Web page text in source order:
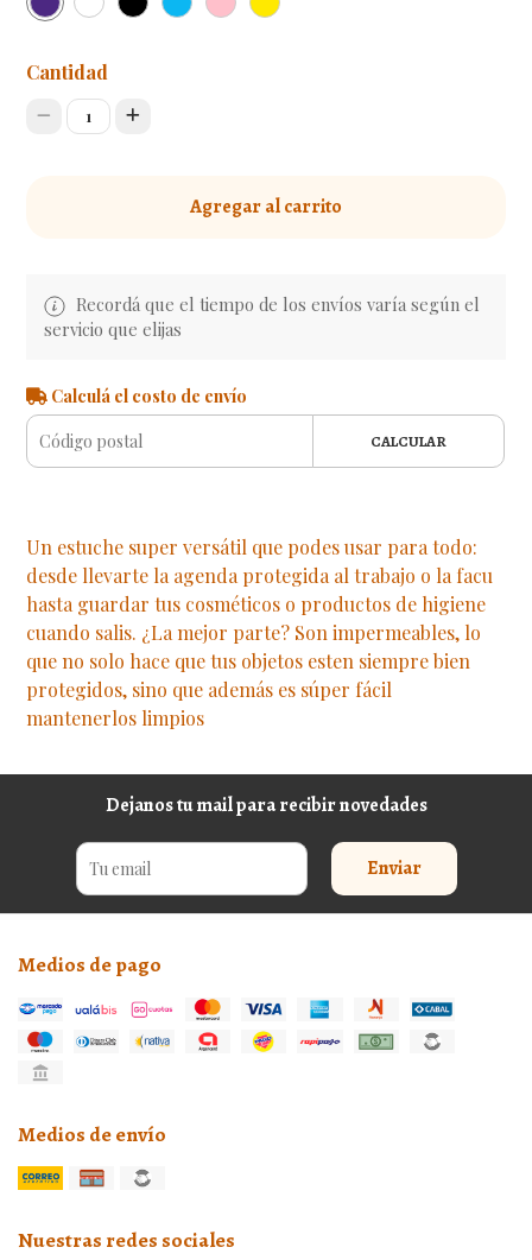
Cantidad
1
Agregar al carrito
Recordá que el tiempo de los envíos varía según el
servicio que elijas
Calculá el costo de envío
CALCULAR
Un estuche super versátil que podes usar para todo:
desde llevarte la agenda protegida al trabajo o la facu
hasta guardar tus cosméticos o productos de higiene
cuando salis. ¿La mejor parte? Son impermeables, lo
que no solo hace que tus objetos esten siempre bien
protegidos, sino que además es súper fácil
mantenerlos limpios
Dejanos tu mail para recibir novedades
Enviar
Medios de pago
Medios de envío
Nuestras redes sociales